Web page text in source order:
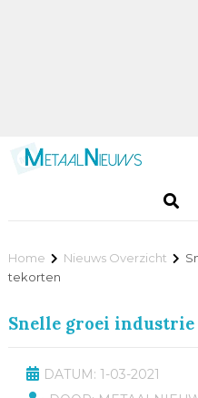
Home Nieuws Overzicht
tekorten
Snelle groei
DATUM: 1-03-2021